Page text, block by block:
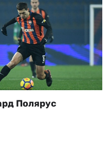
Полярус